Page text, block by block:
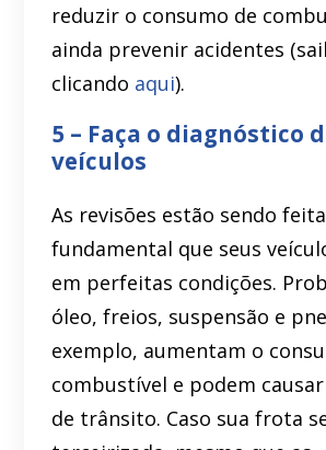
reduzir o consumo de
ainda prevenir acidentes
clicando aqui).
5 – Faça o diagnóstico
veículos
As revisões estão sendo
fundamental que seus
em perfeitas condições.
óleo, freios, suspensão e
exemplo, aumentam o
combustível e podem
de trânsito. Caso sua frota